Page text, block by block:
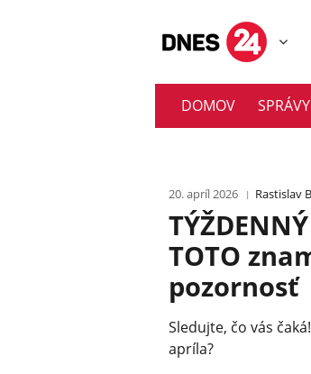
DOMOV SPRÁVY
20. apríl 2026 Rastislav
TOTO
pozornosť
Sledujte, čo vás
apríla?